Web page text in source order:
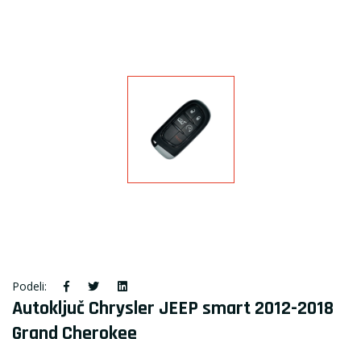
Podeli:
Autoključ Chrysler JEEP smart 2012-2018
Grand Cherokee